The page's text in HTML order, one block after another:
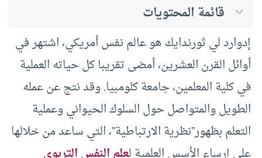
قائمة المحتويات
إدوارد لي ثورندايك هو عالم نفس أمريكي، اشتهر في
أوائل القرن العشرين، أمضى تقريبا كل حياته العملية
في كلية المعلمين، جامعة كلومبيا. وقد نتج عن عمله
الطويل والمتواصل حول السلوك الحيواني وعملية
التعلم بظهور”نظرية الارتباطية”، التي ساعد من خلالها
على إرساء الأسس العلمية لعلم النفس التربوي